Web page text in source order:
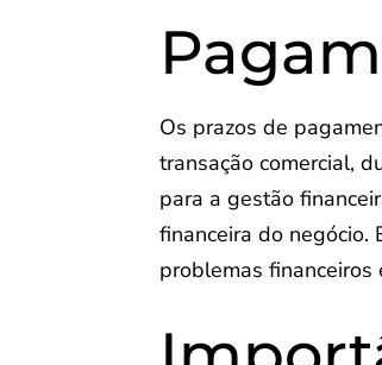
Os prazos de
transação comercial,
para a gestão
financeira do negócio.
problemas